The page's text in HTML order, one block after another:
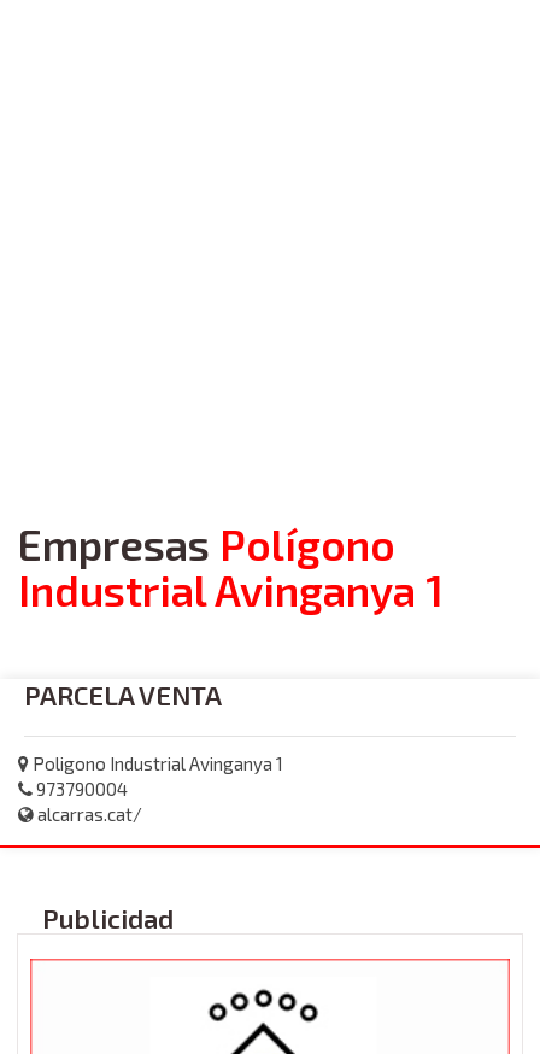
Empresas Polígono
Industrial Avinganya 1
PARCELA VENTA
Poligono Industrial Avinganya 1
973790004
alcarras.cat/
Publicidad